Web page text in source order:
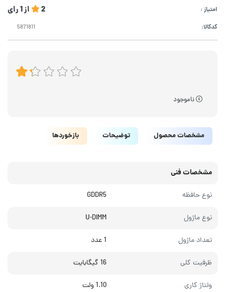
امتیاز : 2 از1رای
کدکالا:
ناموجود
مشخصات محصول توضیحات بازخوردها
مشخصات فنی
نوع حافظه GDDR5
نوع ماژول U-DIMM
تعداد ماژول 1 عدد
ظرفیت کلی 16 گیگابایت
ولتاژ کاری 1.10 ولت